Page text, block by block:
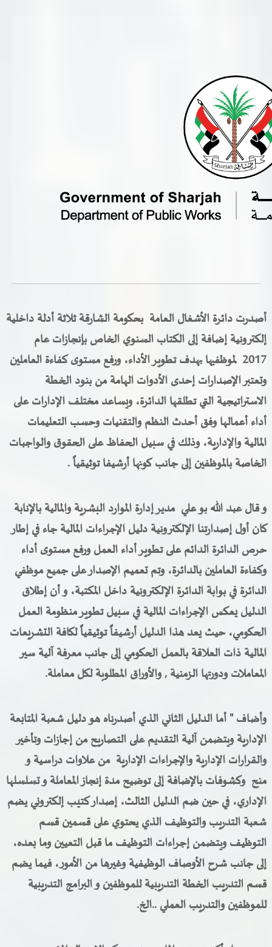
سياسة نظام إدارة المرافق
التحقق من حالة معاملة
خدمات الأفراد
خدمات الشركات
خدمات الجهات الحكومية
خدمات الموظفين
المكتبة الإلكترونية
أصدرت دائرة الأشغال العامة بحكومة الشارقة ثلاثة أدلة داخلية
إلكترونية إضافة إلى الكتاب السنوي الخاص بإنجازات عام
2017 لموظفيها بهدف تطوير الأداء، ورفع مستوى كفاءة العاملين
وتعتبر الإصدارات إحدى الأدوات الهامة من بنود الخطة
الاستراتيجية التي تطلقها الدائرة، ويساعد مختلف الإدارات على
أداء أعمالها وفق أحدث النظم والتقنيات وحسب التعليمات
المالية والإدارية، وذلك في سبيل الحفاظ على الحقوق والواجبات
الخاصة بالموظفين إلى جانب كونها أرشيفا توثيقياً.
و قال عبد الله بو علي مدير إدارة الموارد البشرية والمالية بالإنابة
كان أول إصدارتنا الإلكترونية دليل الإجراءات المالية جاء في إطار
حرص الدائرة الدائم على تطوير أداء العمل ورفع مستوى أداء
وكفاءة العاملين بالدائرة، وتمتعميم الإصدار على جميع موظفي
الدائرة في بوابة الدائرة الإلكترونية داخل المكتبة، و أن إطلاق
الدليل يعكس الإجراءات المالية في سبيل تطوير منظومة العمل
الحكومي، حيث يعد هذا الدليل أرشيفاً توثيقياً لكافة التشريعات
المالية ذات العلاقة بالعمل الحكوميإلى جانب معرفة آلية سير
المعاملات ودورتها الزمنية,والأوراق المطلوبة لكل معاملة.
وأضاف " أما الدليل الثاني الذي أصدرناه هو دليل شعبة المتابعة
الإدارية ويتضمن آلية التقديم على التصاريح من إجازات وتأخير
والقرارات الإدارية والإجراءات الإدارية من علاوات دراسية و
منح وكشوفات بالإضافة إلى توضيح مدة إنجاز المعاملة و تسلسلها
الإداري، في حين ضم الدليل الثالث، إصدار كتيب إلكتروني يضم
شعبة التدريب والتوظيف الذي يحتوي على قسمين قسم
التوظيف ويتضمن إجراءات التوظيف ما قبل التعيين وما بعده،
إلى جانب شرح الأوصاف الوظيفية وغيرها من الأمور، فيما يضم
قسم التدريب الخطة التدريبية للموظفين و البرامج التدريبية
للموظفين والتدريب العملي ..الخ.